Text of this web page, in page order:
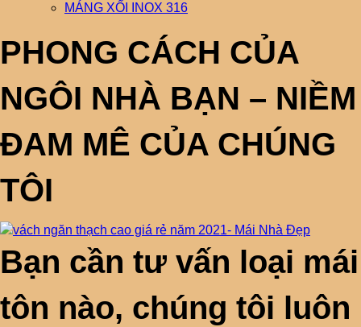
MÁNG XỐI INOX 316
PHONG CÁCH CỦA
NGÔI NHÀ BẠN – NIỀM
ĐAM MÊ CỦA CHÚNG
TÔI
Bạn cần tư vấn loại mái
tôn nào, chúng tôi luôn